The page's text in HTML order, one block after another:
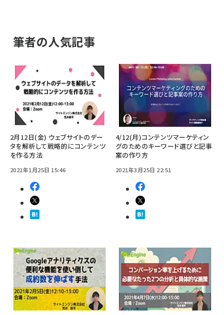
筆者の人気記事
2月12日(金) ウェブサイトのデー
タを解析して戦略的にコンテンツ
を作る方法
2021年1月25日 15:46
4/12(月)コンテンツマーケティン
グのためのキーワード選びと記事
案の作り方
2021年3月25日 22:51